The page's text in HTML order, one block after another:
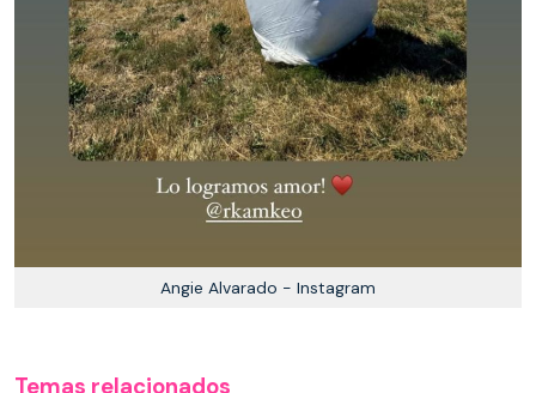
Angie Alvarado - Instagram
Temas relacionados